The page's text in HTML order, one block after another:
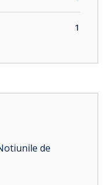
1
de